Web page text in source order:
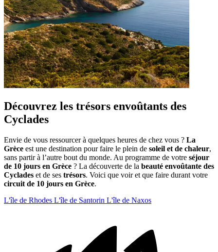
Découvrez les trésors envoûtants des
Cyclades
Envie de vous ressourcer à quelques heures de chez vous ? La
Grèce est une destination pour faire le plein de soleil et de chaleur,
sans partir à l’autre bout du monde. Au programme de votre séjour
de 10 jours en Grèce ? La découverte de la beauté envoûtante des
Cyclades et de ses trésors. Voici que voir et que faire durant votre
circuit de 10 jours en Grèce.
L'île de Rhodes L'île de Santorin L'île de Naxos